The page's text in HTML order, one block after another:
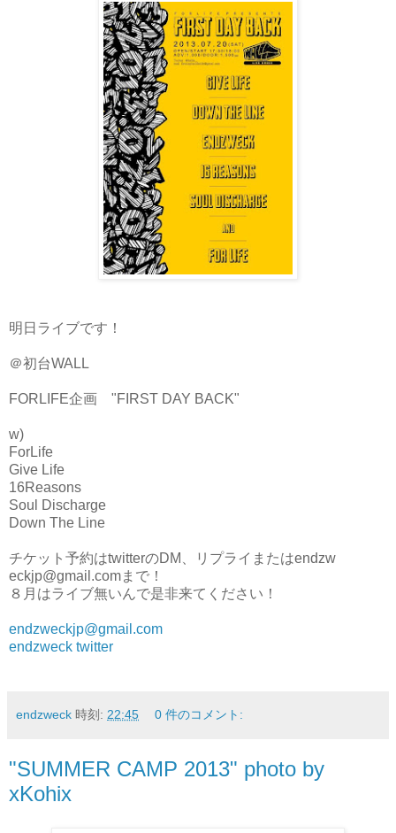
明日ライブです！
＠初台WALL
FORLIFE企画 "FIRST DAY BACK"
w)
ForLife
Give Life
16Reasons
Soul Discharge
Down The Line
チケット予約はtwitterのDM、リプライまたはendzw
eckjp@gmail.comまで！
８月はライブ無いんで是非来てください！
endzweckjp@gmail.com
endzweck twitter
endzweck 時刻: 22:45 0 件のコメント:
"SUMMER CAMP 2013" photo by
xKohix